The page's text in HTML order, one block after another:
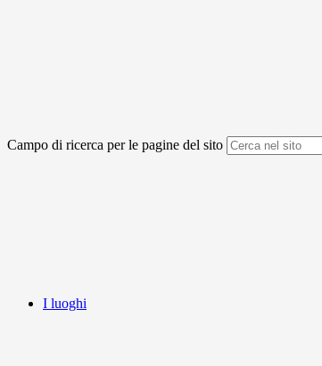
Campo di ricerca per le pagine del sito
I luoghi